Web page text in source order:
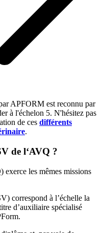
APFORM est reconnu par
à l'échelon 5. N'hésitez pas
de ces différents
.
de l‘AVQ ?
les mêmes missions
correspond à l’échelle la
d’auxiliaire spécialisé